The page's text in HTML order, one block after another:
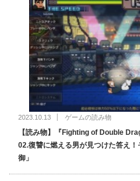
2023.10.13 ゲームの読み物
【読み物】『Fighting of Double
02.復讐に燃える男が見つけた答え！
御」